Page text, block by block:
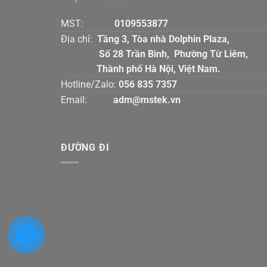
MST: 0109553877
Địa chỉ: Tầng 3, Tòa nhà Dolphin
Số 28 Trần Bình, Phường Từ
Thành phố Hà Nội, Việt Nam.
Hotline/Zalo: 056 835 7357
Email:
adm@mstek.vn
ĐƯỜNG ĐI